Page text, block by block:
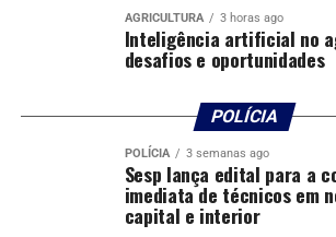
AGRICULTURA 3 horas ago
Inteligência artificial no
desafios e oportunidades
POLÍCIA
POLÍCIA 3 semanas ago
Sesp lança edital para a
imediata de técnicos em
capital e interior